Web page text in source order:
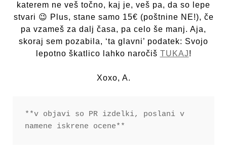
katerem ne veš točno, kaj je, veš pa, da so lepe
stvari 😉 Plus, stane samo 15€ (poštnine NE!), če
pa vzameš za dalj časa, pa celo še manj. Aja,
skoraj sem pozabila, ‘ta glavni’ podatek: Svojo
lepotno škatlico lahko naročiš TUKAJ!
Xoxo, A.
**v objavi so PR izdelki, poslani v
namene iskrene ocene**